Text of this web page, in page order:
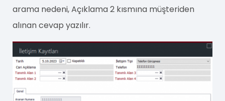
arama nedeni, Açıklama 2 kısmına müşteriden
alınan cevap yazılır.